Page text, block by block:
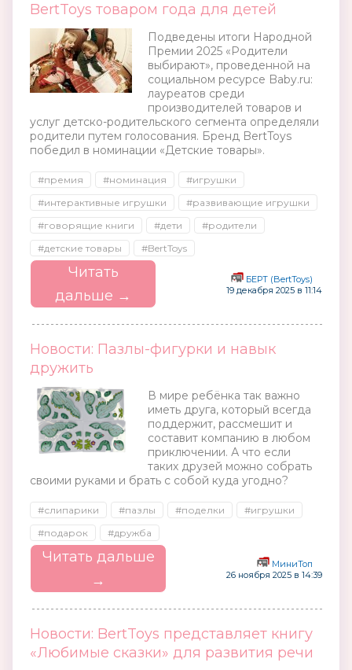
BertToys товаром года для детей
Подведены итоги Народной
Премии 2025 «Родители
выбирают», проведенной на
социальном ресурсе Baby.ru:
лауреатов среди
производителей товаров и
услуг детско-родительского сегмента определяли
родители путем голосования. Бренд BertToys
победил в номинации «Детские товары».
#премия #номинация
#игрушки
#интерактивные игрушки
#развивающие игрушки
#говорящие книги
#дети
#родители
#детские товары
#BertToys
Читать
дальше →
БЕРТ (BertToys)
19 декабря 2025 в 11:14
Новости: Пазлы-фигурки и навык
дружить
В мире ребёнка так важно
иметь друга, который всегда
поддержит, рассмешит и
составит компанию в любом
приключении. А что если
таких друзей можно собрать
своими руками и брать с собой куда угодно?
#слипарики #пазлы #поделки
#игрушки
#подарок
#дружба
Читать дальше
→
МиниТоп
26 ноября 2025 в 14:39
Новости: BertToys представляет книгу
«Любимые сказки» для развития речи